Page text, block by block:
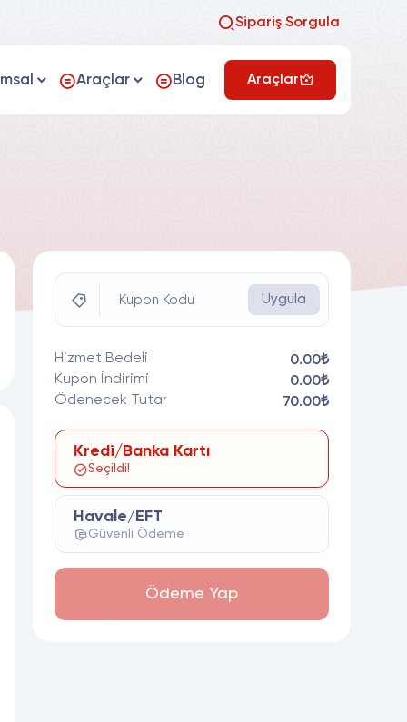
Sipariş Sorgula
Araçlar Blog Araçlar
Kupon Kodu Uygula
Hizmet Bedeli
0.00₺
Kupon İndirimi
0.00₺
Ödenecek Tutar
70.00₺
Kredi/Banka Kartı
Seçildi!
Havale/EFT
Güvenli Ödeme
Ödeme Yap